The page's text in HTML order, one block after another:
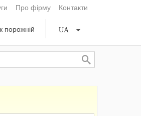
Про фірму Контакти
UA
порожній